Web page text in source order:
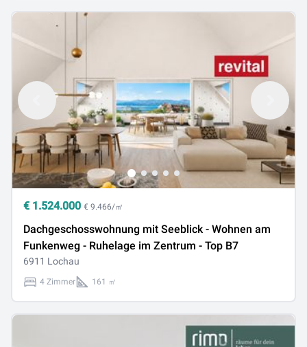
€ 1.524.000 € 9.466/㎡
Dachgeschosswohnung mit Seeblick - Wohnen am
Funkenweg - Ruhelage im Zentrum - Top B7
6911 Lochau
4 Zimmer 161 ㎡